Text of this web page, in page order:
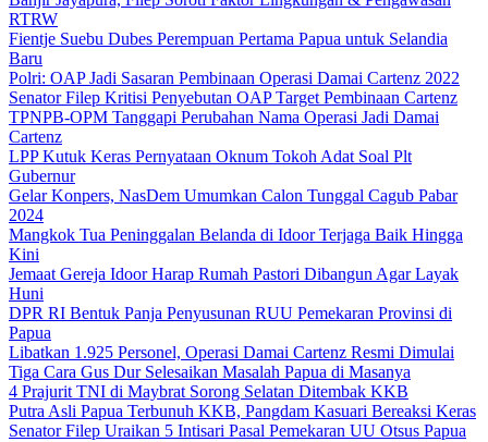
RTRW
Fientje Suebu Dubes Perempuan Pertama Papua untuk Selandia
Baru
Polri: OAP Jadi Sasaran Pembinaan Operasi Damai Cartenz 2022
Senator Filep Kritisi Penyebutan OAP Target Pembinaan Cartenz
TPNPB-OPM Tanggapi Perubahan Nama Operasi Jadi Damai
Cartenz
LPP Kutuk Keras Pernyataan Oknum Tokoh Adat Soal Plt
Gubernur
Gelar Konpers, NasDem Umumkan Calon Tunggal Cagub Pabar
2024
Mangkok Tua Peninggalan Belanda di Idoor Terjaga Baik Hingga
Kini
Jemaat Gereja Idoor Harap Rumah Pastori Dibangun Agar Layak
Huni
DPR RI Bentuk Panja Penyusunan RUU Pemekaran Provinsi di
Papua
Libatkan 1.925 Personel, Operasi Damai Cartenz Resmi Dimulai
Tiga Cara Gus Dur Selesaikan Masalah Papua di Masanya
4 Prajurit TNI di Maybrat Sorong Selatan Ditembak KKB
Putra Asli Papua Terbunuh KKB, Pangdam Kasuari Bereaksi Keras
Senator Filep Uraikan 5 Intisari Pasal Pemekaran UU Otsus Papua